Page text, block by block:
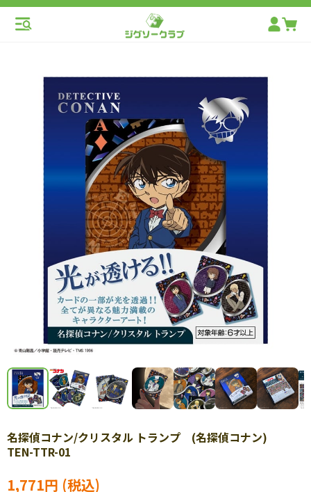
名探偵コナン/クリスタル トランプ (名探偵コナン)
TEN-TTR-01
1,771円